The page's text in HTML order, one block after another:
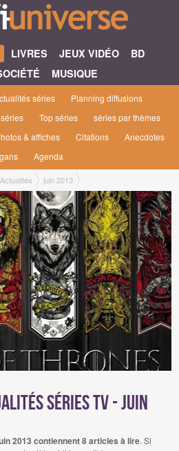
LIVRES JEUX VIDÉO
BD
MUSIQUE
séries
Planning diffusions
Top séries
séries par thèmes
& affiches Citations
Anecdotes
Agenda
Actualités juin 2013
séries tv - juin
2013 contiennent 8 articles à lire. Si